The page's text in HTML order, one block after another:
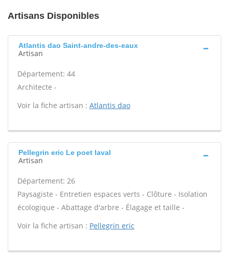
Artisans Disponibles
Atlantis dao Saint-andre-des-eaux
Artisan
Département: 44
Architecte -
Voir la fiche artisan : Atlantis dao
Pellegrin eric Le poet laval
Artisan
Département: 26
Paysagiste - Entretien espaces verts - Clôture - Isolation
écologique - Abattage d'arbre - Élagage et taille -
Voir la fiche artisan : Pellegrin eric